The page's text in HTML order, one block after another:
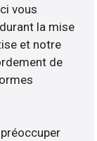
vous
la mise
et notre
de